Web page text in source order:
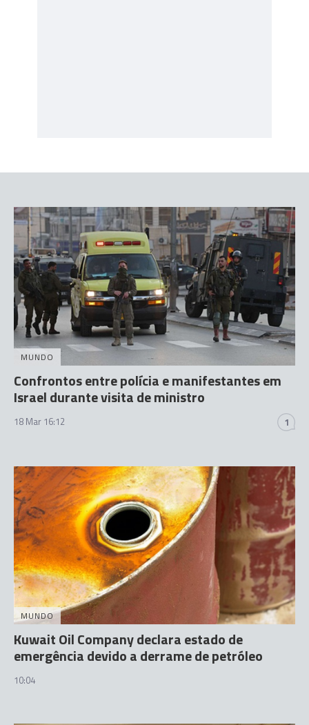
MUNDO
Confrontos entre polícia e manifestantes em
Israel durante visita de ministro
18 Mar 16:12 1
MUNDO
Kuwait Oil Company declara estado de
emergência devido a derrame de petróleo
10:04